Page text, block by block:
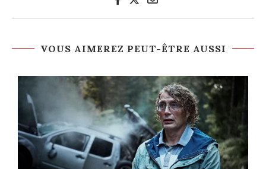
VOUS AIMEREZ PEUT-ÊTRE AUSSI